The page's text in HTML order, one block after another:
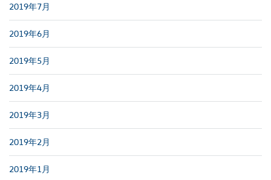
2019年7月
2019年6月
2019年5月
2019年4月
2019年3月
2019年2月
2019年1月